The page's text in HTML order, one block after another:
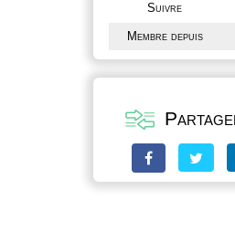
Suivre
Membre depuis